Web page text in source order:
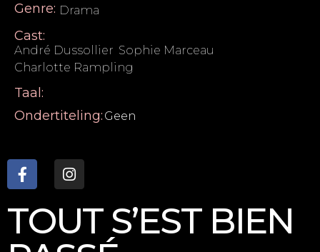
Genre: Drama
Cast:
André Dussollier Sophie Marceau
Charlotte Rampling
Taal:
Ondertiteling: Geen
TOUT S’EST BIEN